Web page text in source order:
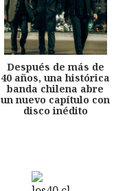
Después de más de
40 años, una histórica
banda chilena abre
un nuevo capítulo con
disco inédito